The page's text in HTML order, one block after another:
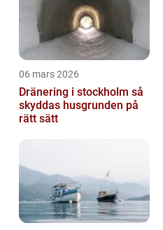
06 mars 2026
Dränering i stockholm så
skyddas husgrunden på
rätt sätt